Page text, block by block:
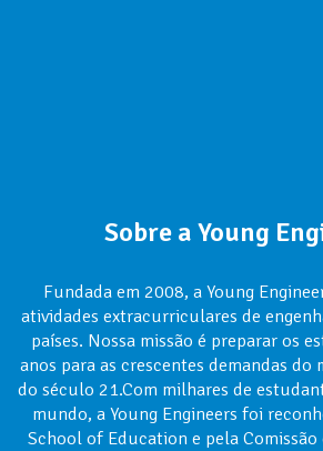
Sobre a Young
Fundada em 2008, a Young
atividades extracurriculares de
países. Nossa missão é preparar os
anos para as crescentes demandas do
do século 21.Com milhares de
mundo, a Young Engineers foi
School of Education e pela